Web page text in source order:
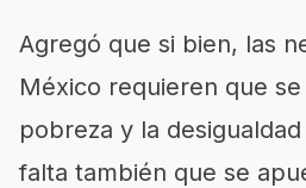
Agregó que si bien, las
México requieren que
pobreza y la
falta también que se